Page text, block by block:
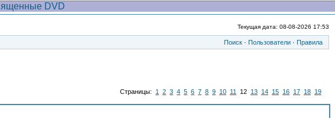
Текущая дата: 08-08-2026 17:53
Поиск · Пользователи · Правила
Страницы: 1 2 3 4 5 6 7 8 9 10 11 12 13 14 15 16 17 18 19